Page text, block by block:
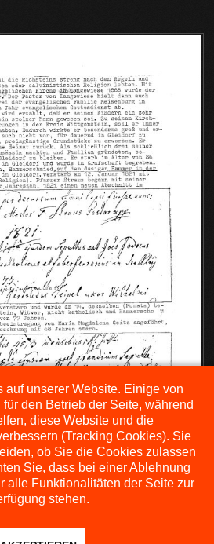
auf unserer Website. Einige von
den Betrieb der Seite, während
diese Website und die
(Tracking Cookies). Sie
ob Sie die Cookies zulassen
Sie, dass bei einer Ablehnung
alle Funktionalitäten der Seite zur
stehen.